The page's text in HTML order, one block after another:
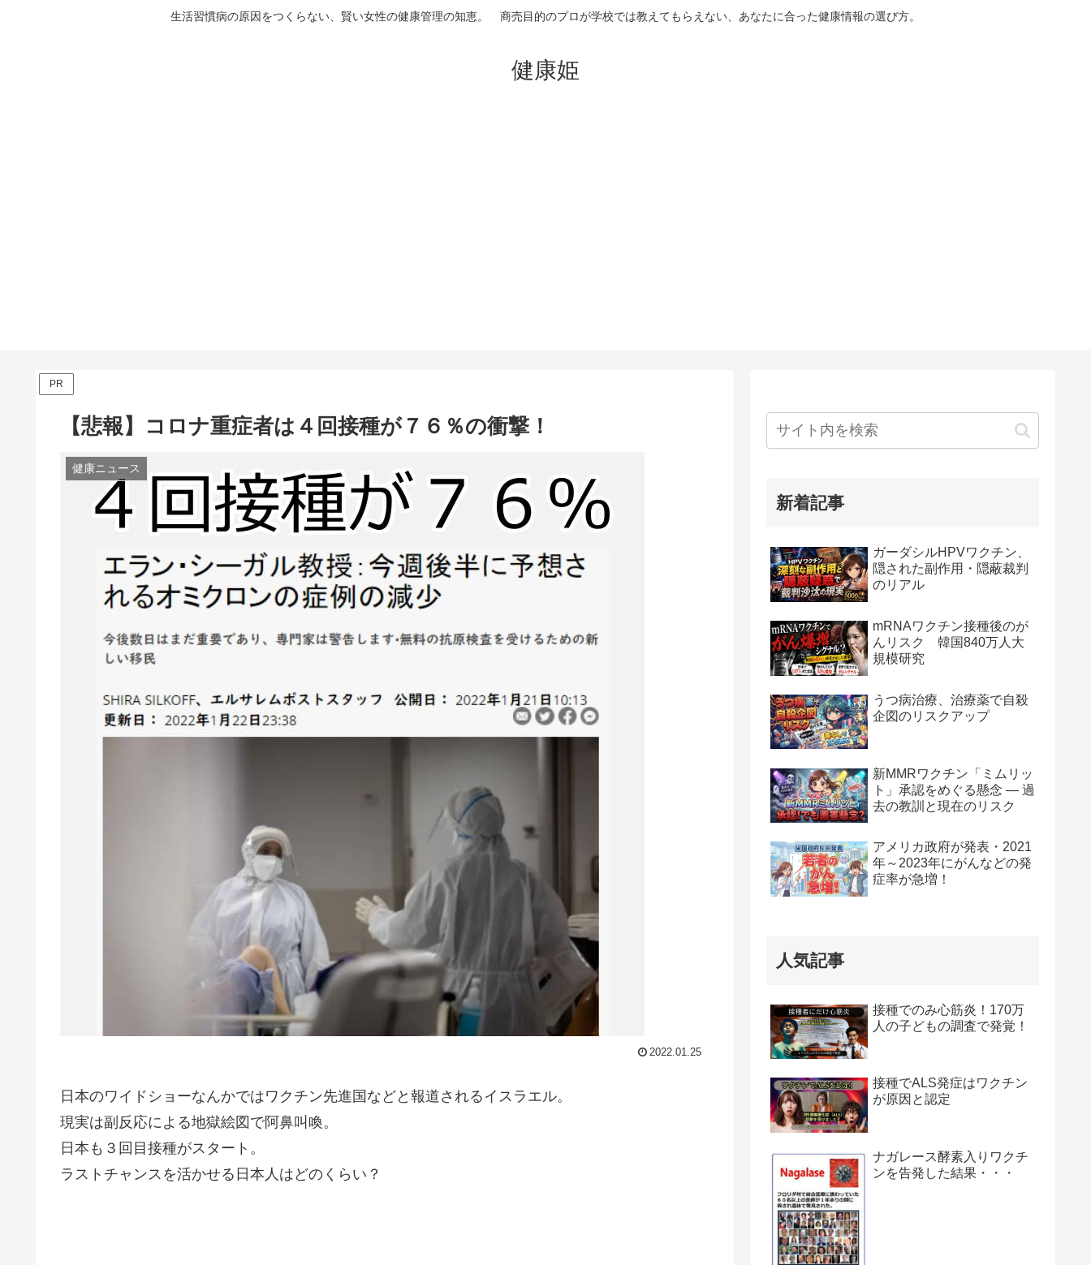
生活習慣病の原因をつくらない、賢い女性の健康管理の知恵。 商売目的のプロが学校では教えてもらえない、あなたに合った健康情報の選び方。
健康姫
PR
【悲報】コロナ重症者は４回接種が７６％の衝撃！
健康ニュース
2022.01.25
日本のワイドショーなんかではワクチン先進国などと報道されるイスラエル。
現実は副反応による地獄絵図で阿鼻叫喚。
日本も３回目接種がスタート。
ラストチャンスを活かせる日本人はどのくらい？
新着記事
ガーダシルHPVワクチン、
隠された副作用・隠蔽裁判
のリアル
mRNAワクチン接種後のが
んリスク 韓国840万人大
規模研究
うつ病治療、治療薬で自殺
企図のリスクアップ
新MMRワクチン「ミムリッ
ト」承認をめぐる懸念 — 過
去の教訓と現在のリスク
アメリカ政府が発表・2021
年～2023年にがんなどの発
症率が急増！
人気記事
接種でのみ心筋炎！170万
人の子どもの調査で発覚！
接種でALS発症はワクチン
が原因と認定
ナガレース酵素入りワクチ
ンを告発した結果・・・